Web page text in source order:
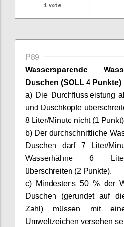
1 vote
P89
Wassersparende
Duschen (SOLL 4 Punkte)
a) Die Durchflussleistung
und Duschköpfe
8 Liter/Minute nicht (1
b) Der durchschnittliche
Duschen darf 7 Liter/
Wasserhähne 6
überschreiten (2 Punkte).
c) Mindestens 50 % der
Duschen (gerundet auf
Zahl) müssen mit
Umweltzeichen versehen